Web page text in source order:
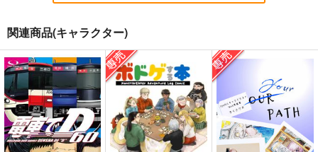
konkon
white parabellum
785円（税込）
draft10
スタジオdraft
1,100円（税込）
赤髪メイドバニーガー
ルタペストリー
sakiyama幕府
1,100円（税込）
関連商品(キャラクター)